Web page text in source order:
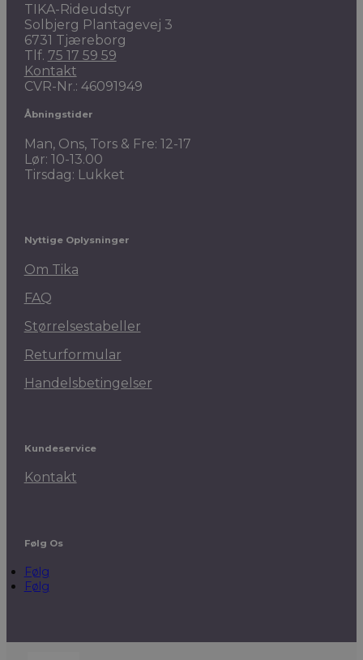
TIKA-Rideudstyr
Solbjerg Plantagevej 3
6731 Tjæreborg
Tlf. 75 17 59 59
Kontakt
CVR-Nr.: 46091949
Åbningstider
Man, Ons, Tors & Fre: 12-17
Lør: 10-13.00
Tirsdag: Lukket
Nyttige Oplysninger
Om Tika
FAQ
Størrelsestabeller
Returformular
Handelsbetingelser
Kundeservice
Kontakt
Følg Os
Følg
Følg